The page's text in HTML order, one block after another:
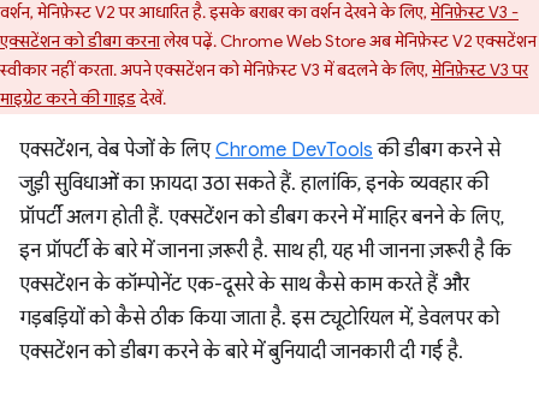
वर्शन, मेनिफ़ेस्ट V2 पर आधारित है. इसके बराबर का वर्शन देखने के लिए,मेनिफ़ेस्ट V3 -
एक्सटेंशन को डीबग करनालेख पढ़ें. Chrome Web Store अब मेनिफ़ेस्ट V2 एक्सटेंशन
स्वीकार नहीं करता. अपने एक्सटेंशन को मेनिफ़ेस्ट V3 में बदलने के लिए,मेनिफ़ेस्ट V3 पर
माइग्रेट करने की गाइडदेखें.
एक्सटेंशन, वेब पेजों के लिएChrome DevTools की डीबग करने से
जुड़ी सुविधाओं का फ़ायदा उठा सकते हैं. हालांकि, इनके व्यवहार की
प्रॉपर्टी अलग होती हैं. एक्सटेंशन को डीबग करने में माहिर बनने के लिए,
इन प्रॉपर्टी के बारे में जानना ज़रूरी है. साथ ही, यह भी जानना ज़रूरी है कि
एक्सटेंशन के कॉम्पोनेंट एक-दूसरे के साथ कैसे काम करते हैं और
गड़बड़ियों को कैसे ठीक किया जाता है. इस ट्यूटोरियल में, डेवलपर को
एक्सटेंशन को डीबग करने के बारे में बुनियादी जानकारी दी गई है.